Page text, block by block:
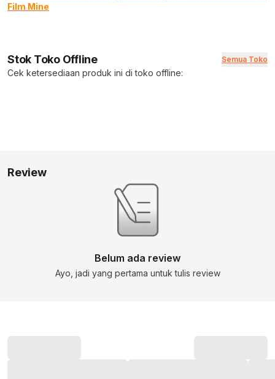
Film Mine
Stok Toko Offline Semua Toko
Cek ketersediaan produk ini di toko offline:
Review
Belum ada review
Ayo, jadi yang pertama untuk tulis review